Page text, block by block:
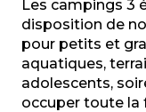
Les campings 3
disposition de
pour petits et
aquatiques,
adolescents,
occuper toute la